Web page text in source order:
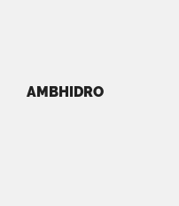
AMBHIDRO